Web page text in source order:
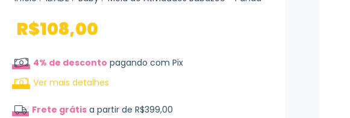
R$108,00
4% de desconto pagando com Pix
Ver mais detalhes
Frete grátis a partir de R$399,00